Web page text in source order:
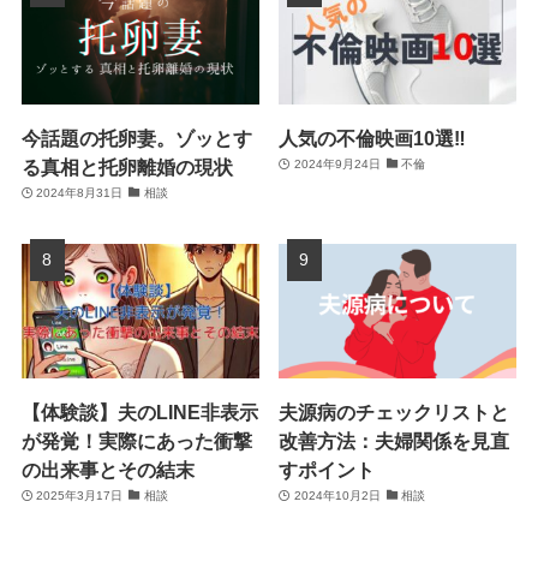
今話題の托卵妻。ゾッとす
る真相と托卵離婚の現状
2024年8月31日 相談
人気の不倫映画10選‼
2024年9月24日 不倫
【体験談】夫のLINE非表示
が発覚！実際にあった衝撃
の出来事とその結末
2025年3月17日 相談
夫源病のチェックリストと
改善方法：夫婦関係を見直
すポイント
2024年10月2日 相談